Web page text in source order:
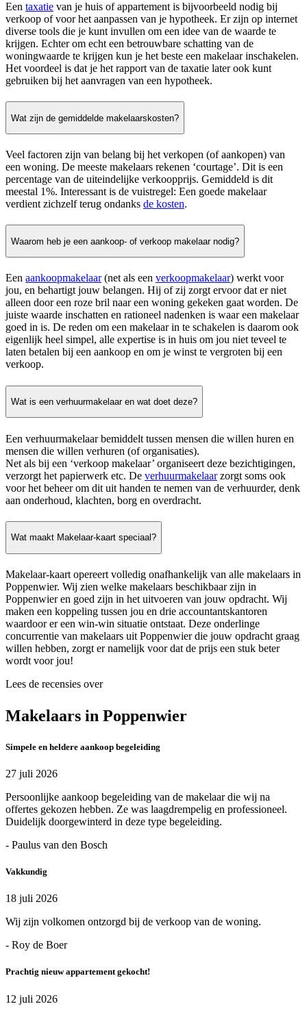
Een taxatie van je huis of appartement is bijvoorbeeld nodig bij
verkoop of voor het aanpassen van je hypotheek. Er zijn op internet
diverse tools die je kunt invullen om een idee van de waarde te
krijgen. Echter om echt een betrouwbare schatting van de
woningwaarde te krijgen kun je het beste een makelaar inschakelen.
Het voordeel is dat je het rapport van de taxatie later ook kunt
gebruiken bij het aanvragen van een hypotheek.
Wat zijn de gemiddelde makelaarskosten?
Veel factoren zijn van belang bij het verkopen (of aankopen) van
een woning. De meeste makelaars rekenen ‘courtage’. Dit is een
percentage van de uiteindelijke verkoopprijs. Gemiddeld is dit
meestal 1%. Interessant is de vuistregel: Een goede makelaar
verdient zichzelf terug ondanks de kosten.
Waarom heb je een aankoop- of verkoop makelaar nodig?
Een aankoopmakelaar(net als een verkoopmakelaar) werkt voor
jou, en behartigt jouw belangen. Hij of zij zorgt ervoor dat er niet
alleen door een roze bril naar een woning gekeken gaat worden. De
juiste waarde inschatten en rationeel nadenken is waar een makelaar
goed in is. De reden om een makelaar in te schakelen is daarom ook
eigenlijk heel simpel, alle expertise is in huis om jou niet teveel te
laten betalen bij een aankoop en om je winst te vergroten bij een
verkoop.
Wat is een verhuurmakelaar en wat doet deze?
Een verhuurmakelaar bemiddelt tussen mensen die willen huren en
mensen die willen verhuren (of organisaties).
Net als bij een ‘verkoop makelaar’ organiseert deze bezichtigingen,
verzorgt het papierwerk etc. De verhuurmakelaarzorgt soms ook
voor het beheer om dit uit handen te nemen van de verhuurder, denk
aan onderhoud, klachten, borg en overdracht.
Wat maakt Makelaar-kaart speciaal?
Makelaar-kaart opereert volledig onafhankelijk van alle makelaars in
Poppenwier. Wij zien welke makelaars beschikbaar zijn in
Poppenwier en goed zijn in het uitvoeren van jouw opdracht. Wij
maken een koppeling tussen jou en drie accountantskantoren
waardoor er een win-win situatie ontstaat. Deze onderlinge
concurrentie van makelaars uit Poppenwier die jouw opdracht graag
willen hebben, zorgt er namelijk voor dat de prijs een stuk beter
wordt voor jou!
Lees de recensies over
Makelaars in Poppenwier
Simpele en heldere aankoop begeleiding
27 juli 2026
Persoonlijke aankoop begeleiding van de makelaar die wij na
offertes gekozen hebben. Ze was laagdrempelig en professioneel.
Duidelijk doorgewinterd in deze type begeleiding.
- Paulus van den Bosch
Vakkundig
18 juli 2026
Wij zijn volkomen ontzorgd bij de verkoop van de woning.
- Roy de Boer
Prachtig nieuw appartement gekocht!
12 juli 2026